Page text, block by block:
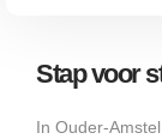
Stap voor
In Ouder-